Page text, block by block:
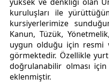
kuruluşları ile
kursiyerlerimize
Kanun, Tüzük,
uygun olduğu için resmi
görmektedir. Özellikle
doğrulanabilir olması
eklenmiştir.